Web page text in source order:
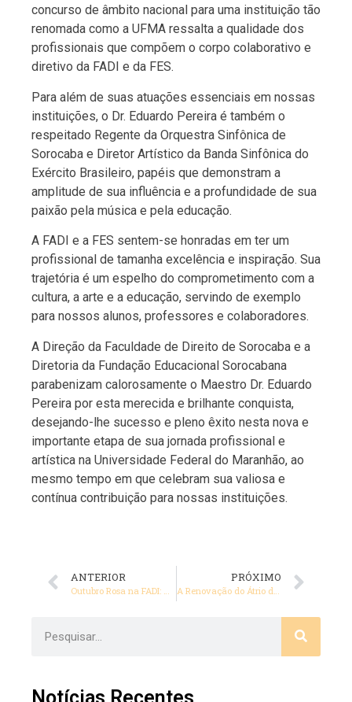
concurso de âmbito nacional para uma instituição tão
renomada como a UFMA ressalta a qualidade dos
profissionais que compõem o corpo colaborativo e
diretivo da FADI e da FES.
Para além de suas atuações essenciais em nossas
instituições, o Dr. Eduardo Pereira é também o
respeitado Regente da Orquestra Sinfônica de
Sorocaba e Diretor Artístico da Banda Sinfônica do
Exército Brasileiro, papéis que demonstram a
amplitude de sua influência e a profundidade de sua
paixão pela música e pela educação.
A FADI e a FES sentem-se honradas em ter um
profissional de tamanha excelência e inspiração. Sua
trajetória é um espelho do comprometimento com a
cultura, a arte e a educação, servindo de exemplo
para nossos alunos, professores e colaboradores.
A Direção da Faculdade de Direito de Sorocaba e a
Diretoria da Fundação Educacional Sorocabana
parabenizam calorosamente o Maestro Dr. Eduardo
Pereira por esta merecida e brilhante conquista,
desejando-lhe sucesso e pleno êxito nesta nova e
importante etapa de sua jornada profissional e
artística na Universidade Federal do Maranhão, ao
mesmo tempo em que celebram sua valiosa e
contínua contribuição para nossas instituições.
ANTERIOR PRÓXIMO